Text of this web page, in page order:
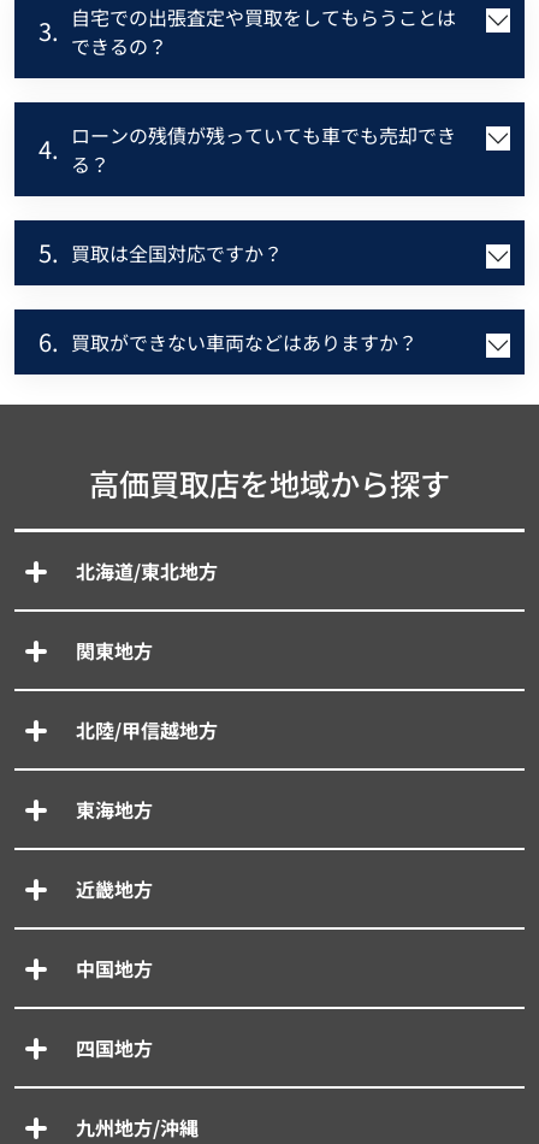
3. 自宅での出張査定や買取をしてもらうことは
できるの？
4. ローンの残債が残っていても車でも売却でき
る？
5. 買取は全国対応ですか？
6. 買取ができない車両などはありますか？
高価買取店を地域から探す
北海道/東北地方
関東地方
北陸/甲信越地方
東海地方
近畿地方
中国地方
四国地方
九州地方/沖縄